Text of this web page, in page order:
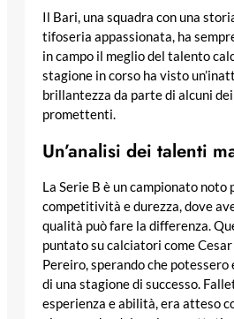
Il Bari, una squadra con una
tifoseria appassionata, ha
in campo il meglio del talento
stagione in corso ha visto
brillantezza da parte di alcuni
promettenti.
Un’analisi dei talenti
La Serie B è un campionato noto
competitività e durezza, dove
qualità può fare la differenza.
puntato su calciatori come
Pereiro, sperando che
di una stagione di successo.
esperienza e abilità, era atteso